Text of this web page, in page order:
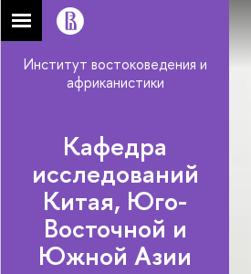
Институт востоковедения и
африканистики
Кафедра
исследований
Китая, Юго-
Восточной и
Южной Азии